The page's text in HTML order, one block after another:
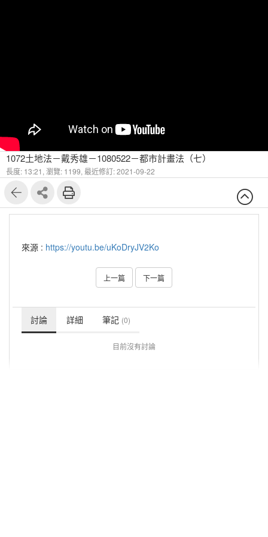
1072土地法－戴秀雄－1080522－都市計畫法（七）
長度: 13:21, 瀏覽: 1199, 最近修訂: 2021-09-22
來源 : https://youtu.be/uKoDryJV2Ko
上一篇 下一篇
討論 詳細 筆記 (0)
目前沒有討論